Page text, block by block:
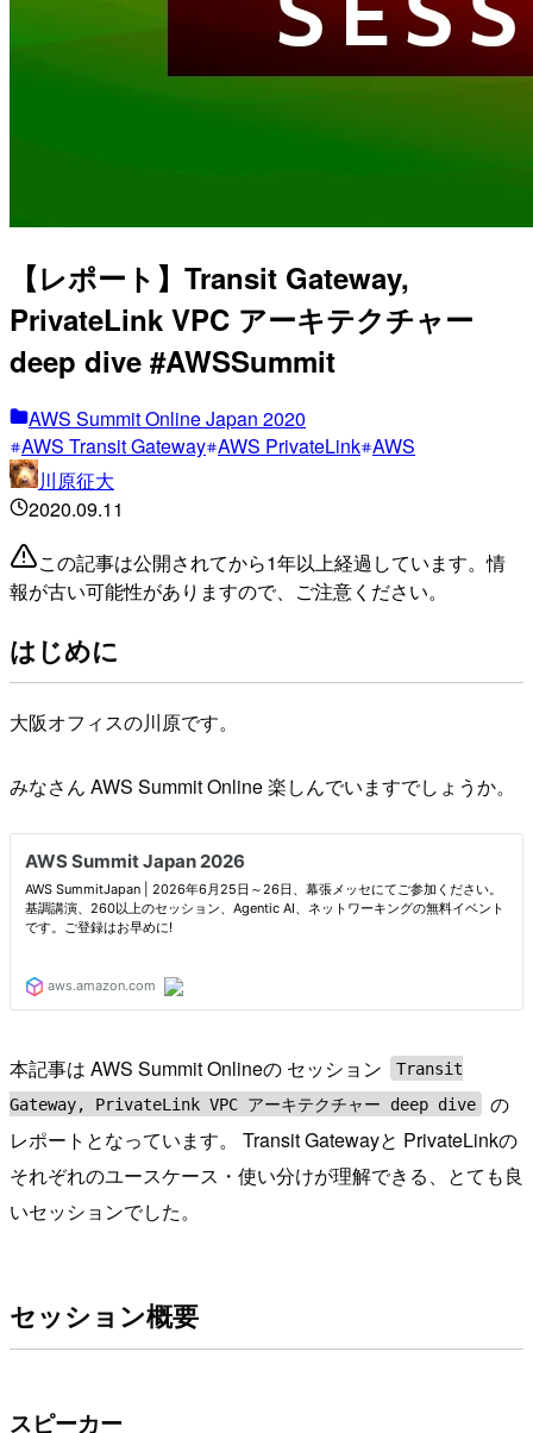
【レポート】Transit Gateway,
PrivateLink VPC アーキテクチャー
deep dive #AWSSummit
AWS Summit Online Japan 2020
AWS Transit Gateway AWS PrivateLink AWS
川原征大
2020.09.11
この記事は公開されてから1年以上経過しています。情
報が古い可能性がありますので、ご注意ください。
はじめに
大阪オフィスの川原です。
みなさん AWS Summit Online 楽しんでいますでしょうか。
本記事は AWS Summit Onlineの セッション
Transit
Gateway, PrivateLink VPC アーキテクチャー deep dive
の
レポートとなっています。 Transit Gatewayと PrivateLinkの
それぞれのユースケース・使い分けが理解できる、とても良
いセッションでした。
セッション概要
スピーカー